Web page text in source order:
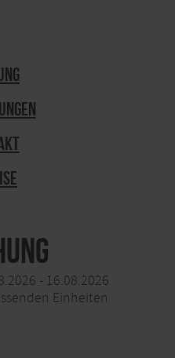
- 16.08.2026
Einheiten